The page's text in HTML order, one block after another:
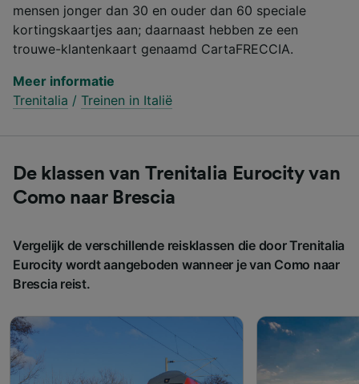
mensen jonger dan 30 en ouder dan 60 speciale
kortingskaartjes aan; daarnaast hebben ze een
trouwe-klantenkaart genaamd CartaFRECCIA.
Meer informatie
Trenitalia / Treinen in Italië
De klassen van Trenitalia Eurocity van
Como naar Brescia
Vergelijk de verschillende reisklassen die door Trenitalia
Eurocity wordt aangeboden wanneer je van Como naar
Brescia reist.